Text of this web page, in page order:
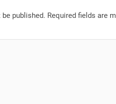
published. Required fields are